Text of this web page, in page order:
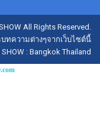
All Rights Reserved.
ทความต่างๆจากเว็บไซต์นี้
: Bangkok Thailand